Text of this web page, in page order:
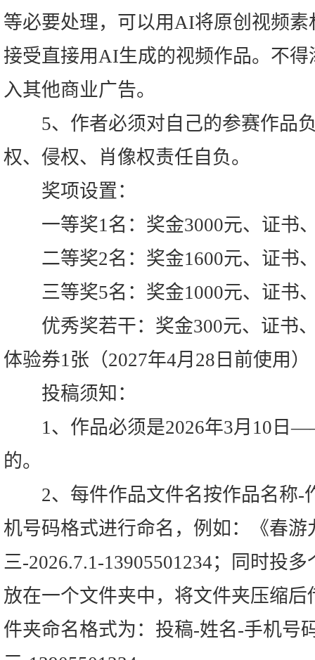
等必要处理，可以用AI将原创视频
接受直接用AI生成的视频作品。不
入其他商业广告。
5、作者必须对自己的参赛作品负
权、侵权、肖像权责任自负。
奖项设置：
一等奖1名：奖金3000元、证书
二等奖2名：奖金1600元、证书
三等奖5名：奖金1000元、证书
优秀奖若干：奖金300元、证书
体验券1张（2027年4月28日前使用）
投稿须知：
1、作品必须是2026年3月10日
的。
2、每件作品文件名按作品名称-
机号码格式进行命名，例如：《春游
三-2026.7.1-13905501234；同时投
放在一个文件夹中，将文件夹压缩
件夹命名格式为：投稿-姓名-手机号